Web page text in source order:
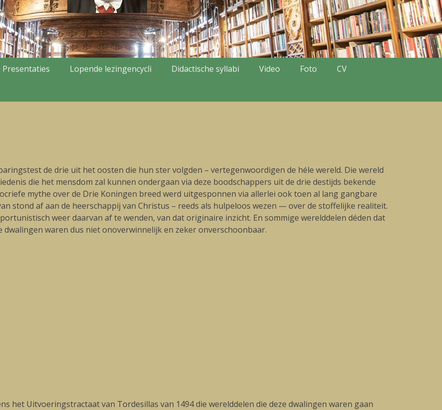
Presentaties Lopende lezingencycli Didactische syllabi Video Foto
CV
de drie uit het oosten die hun ster volgden – vertegenwoordigen de héle wereld. Die wereld
die het mensdom zal kunnen ondergaan via deze boodschappers uit de drie destijds bekende
mythe over de Drie Koningen breed werd uitgesponnen via allerlei ook toen al lang gangbare
stond af aan de heerschappij van Christus – reeds als hulpeloos wezen — over de stoffelijke realiteit.
weer daarvan af te wenden, van dat originaire inzicht. En sommige werelddelen déden dat
dwalingen waren dus niet onoverwinnelijk en zeker onverschoonbaar.
het Uitvoeringstractaat van Tordesillas van 1494 die werelddelen die deze dwalingen waren gaan